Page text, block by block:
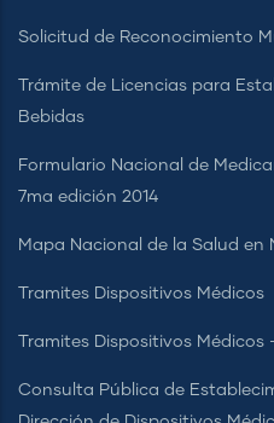
Solicitud de Reconocimiento
Trámite de Licencias para
Bebidas
Formulario Nacional de
7ma edición 2014
Mapa Nacional de la Salud en
Tramites Dispositivos Médicos
Tramites Dispositivos Médicos
Consulta Pública de